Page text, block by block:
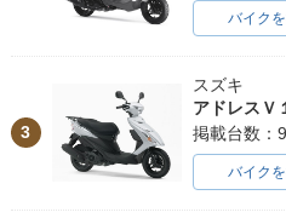
バイク
3
スズキ
アドレスＶ
掲載台数：9
バイク